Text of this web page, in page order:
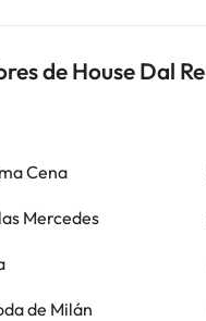
de House Dal Re
Cena
Mercedes
de Milán